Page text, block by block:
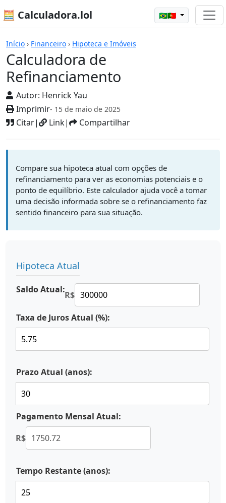
🧮 Calculadora.lol 🇧🇷🇵🇹
Início › Financeiro › Hipoteca e Imóveis
Calculadora de
Refinanciamento
Autor: Henrick Yau
Imprimir- 15 de maio de 2025
Citar| Link| Compartilhar
Calculadoras
Compare sua hipoteca atual com opções de
refinanciamento para ver as economias potenciais e o
ponto de equilíbrio. Este calculador ajuda você a tomar
uma decisão informada sobre se o refinanciamento faz
sentido financeiro para sua situação.
Hipoteca Atual
Saldo Atual:R$
Taxa de Juros Atual (%):
Prazo Atual (anos):
Pagamento Mensal Atual:
R$
Tempo Restante (anos):